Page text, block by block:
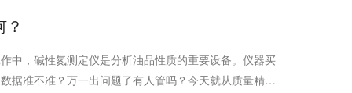
中，碱性氮测定仪是分析油品性质的重要设备。仪器买
据准不准？万一出问题了有人管吗？今天就从质量精